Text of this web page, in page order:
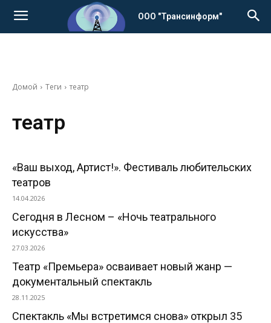
ООО "Трансинформ"
Домой Теги театр
театр
«Ваш выход, Артист!». Фестиваль любительских
театров
14.04.2026
Сегодня в Лесном – «Ночь театрального
искусства»
27.03.2026
Театр «Премьера» осваивает новый жанр —
документальный спектакль
28.11.2025
Спектакль «Мы встретимся снова» открыл 35